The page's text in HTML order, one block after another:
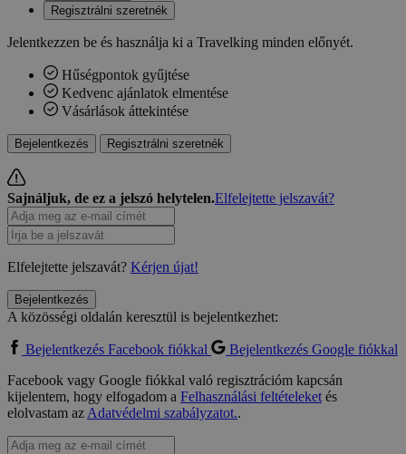
Regisztrálni szeretnék
Jelentkezzen be és használja ki a Travelking minden előnyét.
Hűségpontok gyűjtése
Kedvenc ajánlatok elmentése
Vásárlások áttekintése
Bejelentkezés Regisztrálni szeretnék
Sajnáljuk, de ez a jelszó helytelen.Elfelejtette jelszavát?
Elfelejtette jelszavát? Kérjen újat!
Bejelentkezés
A közösségi oldalán keresztül is bejelentkezhet:
Bejelentkezés Facebook fiókkal
Bejelentkezés Google fiókkal
Facebook vagy Google fiókkal való regisztrációm kapcsán
kijelentem, hogy elfogadom a Felhasználási feltételeketés
elolvastam azAdatvédelmi szabályzatot..